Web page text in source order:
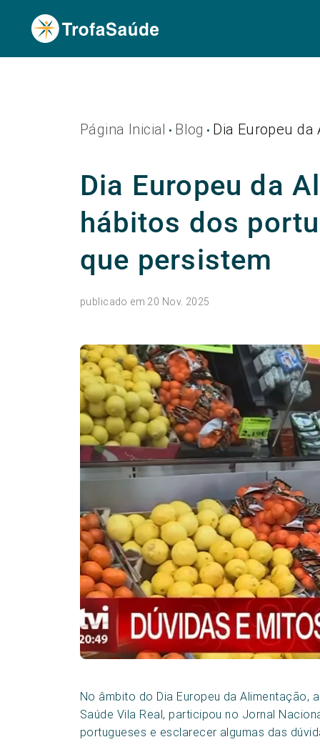
Página Inicial • Blog • Dia Europeu
Dia Europeu da
hábitos dos
que persistem
publicado em 20 Nov. 2025
No âmbito do Dia Europeu da Alimentação,
Saúde Vila Real, participou no Jornal
portugueses e esclarecer algumas das